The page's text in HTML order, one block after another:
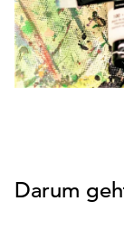
(funktionale
Cookies),
sowie
solche,
Darum